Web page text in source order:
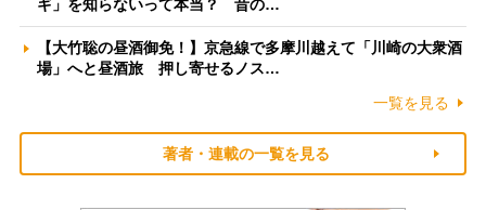
ギ」を知らないって本当？ 昔の…
【大竹聡の昼酒御免！】京急線で多摩川越えて「川崎の大衆酒
場」へと昼酒旅 押し寄せるノス…
一覧を見る
著者・連載の一覧を見る